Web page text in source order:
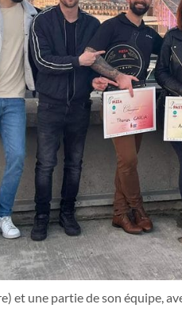
et une partie de son équipe,